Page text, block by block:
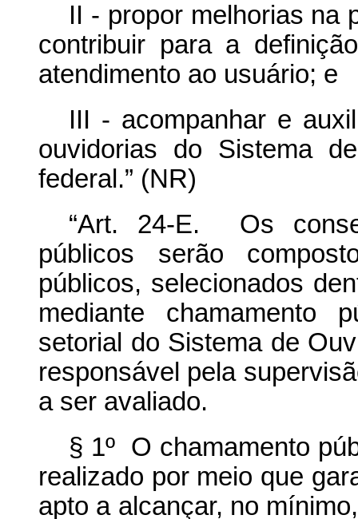
II - propor melhorias na
contribuir para a
atendimento ao usuário; e
III - acompanhar e
ouvidorias do Sistema
federal.” (NR)
“Art. 24-E. Os
públicos serão
públicos, selecionados
mediante chamamento
setorial do Sistema de
responsável pela
a ser avaliado.
§ 1º O chamamento
realizado por meio que
apto a alcançar, no